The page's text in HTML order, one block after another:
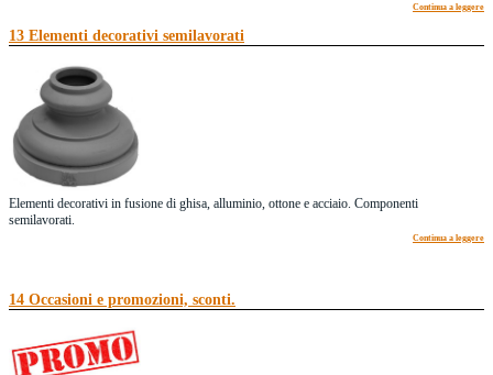
Continua a leggere
13 Elementi decorativi semilavorati
Elementi decorativi in fusione di ghisa, alluminio, ottone e acciaio. Componenti
semilavorati.
Continua a leggere
14 Occasioni e promozioni, sconti.